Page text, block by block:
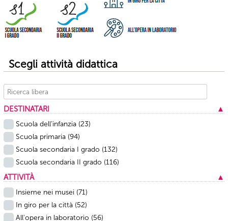
Scegli attività didattica
DESTINATARI ▲
Scuola dell’infanzia (23)
Scuola primaria (94)
Scuola secondaria I grado (132)
Scuola secondaria II grado (116)
ATTIVITÀ ▲
Insieme nei musei (71)
In giro per la città (52)
All'opera in laboratorio (56)